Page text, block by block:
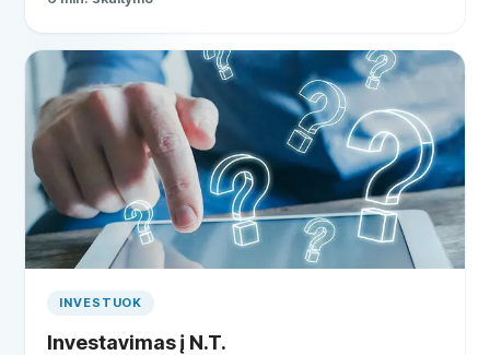
INVESTUOK
Investavimas į N.T.